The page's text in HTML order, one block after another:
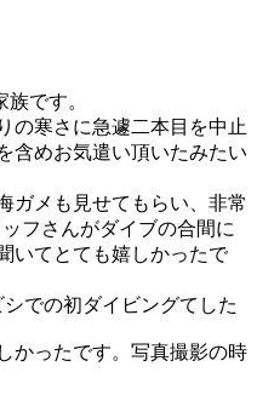
です。
の寒さに急遽二本目を中止
含めお気遣い頂いたみたい
ガメも見せてもらい、非常
フさんがダイブの合間に
いてとても嬉しかったで
での初ダイビングてした
かったです。写真撮影の時